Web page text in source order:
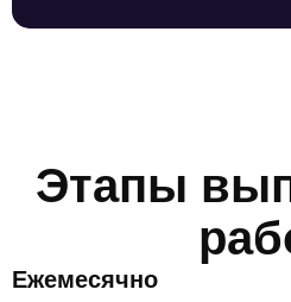
Этапы
Ежемесячно